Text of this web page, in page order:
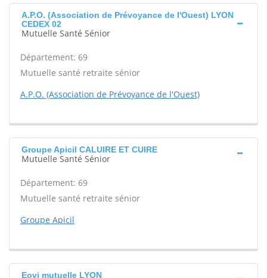
A.P.O. (Association de Prévoyance de l'Ouest) LYON
CEDEX 02
Mutuelle Santé Sénior
Département: 69
Mutuelle santé retraite sénior
A.P.O. (Association de Prévoyance de l'Ouest)
Groupe Apicil CALUIRE ET CUIRE
Mutuelle Santé Sénior
Département: 69
Mutuelle santé retraite sénior
Groupe Apicil
Eovi mutuelle LYON